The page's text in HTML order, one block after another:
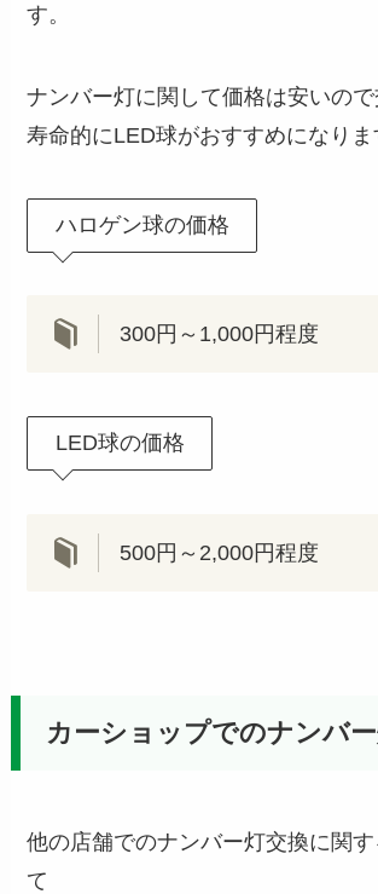
す。
ナンバー灯に関して価格は安いの
寿命的にLED球がおすすめになりま
ハロゲン球の価格
300円～1,000円程度
LED球の価格
500円～2,000円程度
カーショップでのナンバ
他の店舗でのナンバー灯交換に関
て